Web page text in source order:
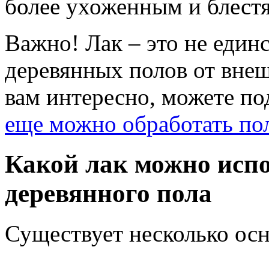
более ухоженным и
Важно! Лак – это не
деревянных полов от
вам интересно, можете
еще можно обработать
Какой лак можно
деревянного пола
Существует несколько